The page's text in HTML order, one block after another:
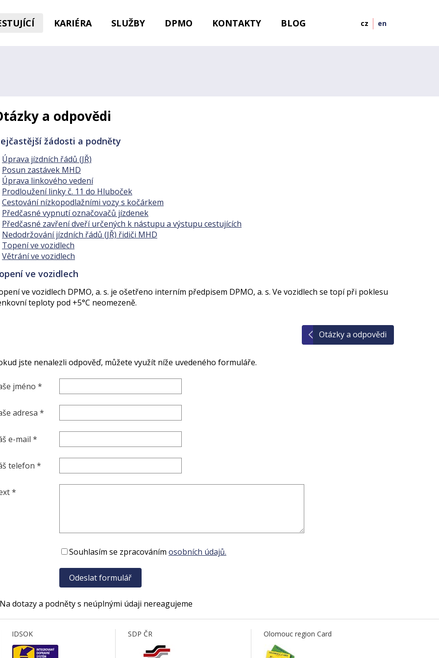
cz en
KARIÉRA SLUŽBY DPMO KONTAKTY BLOG
a odpovědi
žádosti a podněty
Úprava jízdních řádů (JŘ)
Posun zastávek MHD
Úprava linkového vedení
Prodloužení linky č. 11 do Hluboček
Cestování nízkopodlažními vozy s kočárkem
Předčasné vypnutí označovačů jízdenek
Předčasné zavření dveří určených k nástupu a výstupu cestujících
Nedodržování jízdních řádů (JŘ) řidiči MHD
Topení ve vozidlech
Větrání ve vozidlech
ve vozidlech
ve vozidlech DPMO, a. s. je ošetřeno interním předpisem DPMO, a. s. Ve vozidlech se topí při poklesu
teploty pod +5°C neomezeně.
Otázky a odpovědi
jste nenalezli odpověď, můžete využít níže uvedeného formuláře.
jméno *
adresa *
e-mail *
telefon *
*
Souhlasím se zpracováním osobních údajů.
dotazy a podněty s neúplnými údaji nereagujeme
IDSOK SDP ČR Olomouc region Card